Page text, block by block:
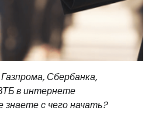
Сбербанка,
в интернете
с чего начать?